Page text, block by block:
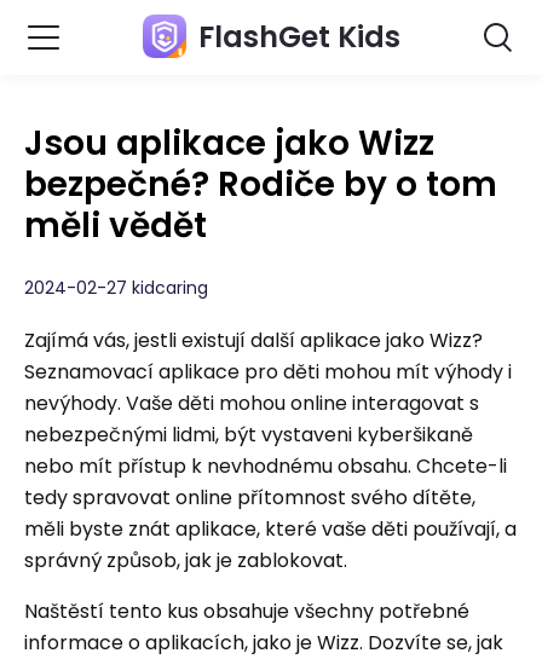
FlashGet Kids
Jsou aplikace jako Wizz
bezpečné? Rodiče by o tom
měli vědět
2024-02-27 kidcaring
Zajímá vás, jestli existují další aplikace jako Wizz?
Seznamovací aplikace pro děti mohou mít výhody i
nevýhody. Vaše děti mohou online interagovat s
nebezpečnými lidmi, být vystaveni kyberšikaně
nebo mít přístup k nevhodnému obsahu. Chcete-li
tedy spravovat online přítomnost svého dítěte,
měli byste znát aplikace, které vaše děti používají, a
správný způsob, jak je zablokovat.
Naštěstí tento kus obsahuje všechny potřebné
informace o aplikacích, jako je Wizz. Dozvíte se, jak